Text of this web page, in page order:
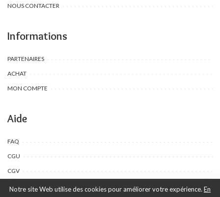
NOUS CONTACTER
Informations
PARTENAIRES
ACHAT
MON COMPTE
Aide
FAQ
CGU
CGV
Notre site Web utilise des cookies pour améliorer votre expérience. En